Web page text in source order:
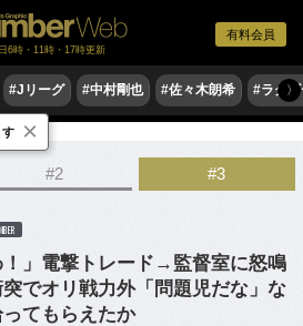
有料会員
6時・11時・17時更新
#Jリーグ #中村剛也 #佐々木朗希 #ラグ〉
#2 #3
！」電撃トレード→監督室に怒鳴
でオリ戦力外「問題児だな」な
てもらえたか
す ×